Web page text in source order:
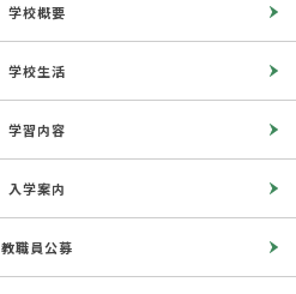
学校概要
学校生活
学習内容
入学案内
教職員公募